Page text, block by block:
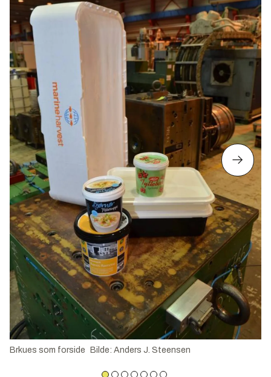
Brkues som forside Bilde: Anders J. Steensen